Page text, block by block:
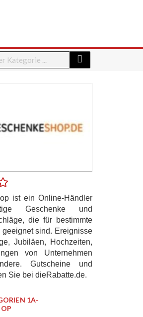
ist ein Online-Händler
Geschenke und
die für bestimmte
geeignet sind. Ereignisse
Jubiläen, Hochzeiten,
von Unternehmen
Gutscheine und
Sie bei dieRabatte.de.
1A-